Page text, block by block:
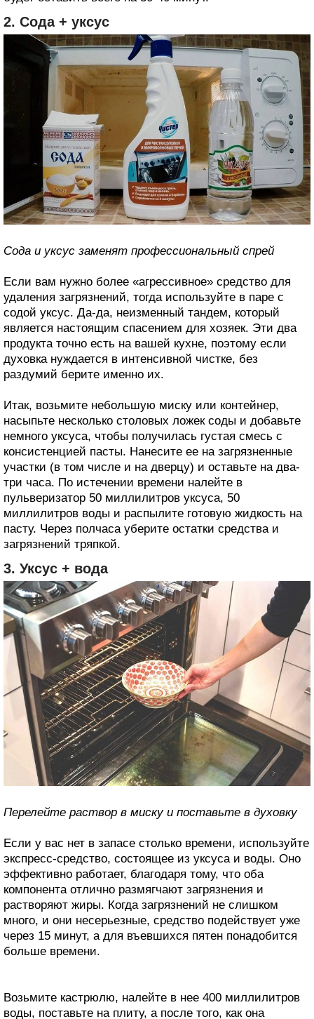
2. Сода + уксус
Сода и уксус заменят профессиональный спрей
Если вам нужно более «агрессивное» средство для
удаления загрязнений, тогда используйте в паре с
содой уксус. Да-да, неизменный тандем, который
является настоящим спасением для хозяек. Эти два
продукта точно есть на вашей кухне, поэтому если
духовка нуждается в интенсивной чистке, без
раздумий берите именно их.
Итак, возьмите небольшую миску или контейнер,
насыпьте несколько столовых ложек соды и добавьте
немного уксуса, чтобы получилась густая смесь с
консистенцией пасты. Нанесите ее на загрязненные
участки (в том числе и на дверцу) и оставьте на два-
три часа. По истечении времени налейте в
пульверизатор 50 миллилитров уксуса, 50
миллилитров воды и распылите готовую жидкость на
пасту. Через полчаса уберите остатки средства и
загрязнений тряпкой.
3. Уксус + вода
Перелейте раствор в миску и поставьте в духовку
Если у вас нет в запасе столько времени, используйте
экспресс-средство, состоящее из уксуса и воды. Оно
эффективно работает, благодаря тому, что оба
компонента отлично размягчают загрязнения и
растворяют жиры. Когда загрязнений не слишком
много, и они несерьезные, средство подействует уже
через 15 минут, а для въевшихся пятен понадобится
больше времени.
Возьмите кастрюлю, налейте в нее 400 миллилитров
воды, поставьте на плиту, а после того, как она